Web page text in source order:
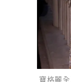
寶格麗